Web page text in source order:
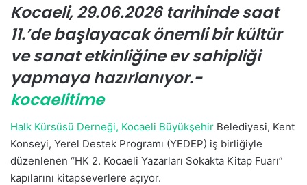
s
t
a
g
ö
d
e
r
m
e
Kocaeli, 29.06.2026 tarihinde saat
11.’de başlayacak önemli bir kültür
ve sanat etkinliğine ev sahipliği
yapmaya hazırlanıyor.-
kocaelitime
Halk Kürsüsü Derneği, Kocaeli Büyükşehir Belediyesi, Kent
Konseyi, Yerel Destek Programı (YEDEP) iş birliğiyle
düzenlenen “HK 2. Kocaeli Yazarları Sokakta Kitap Fuarı”
kapılarını kitapseverlere açıyor.